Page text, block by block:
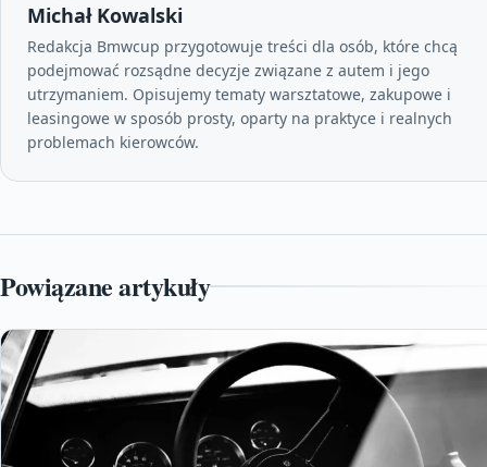
Michał Kowalski
Redakcja Bmwcup przygotowuje treści dla osób, które chcą
podejmować rozsądne decyzje związane z autem i jego
utrzymaniem. Opisujemy tematy warsztatowe, zakupowe i
leasingowe w sposób prosty, oparty na praktyce i realnych
problemach kierowców.
Powiązane artykuły